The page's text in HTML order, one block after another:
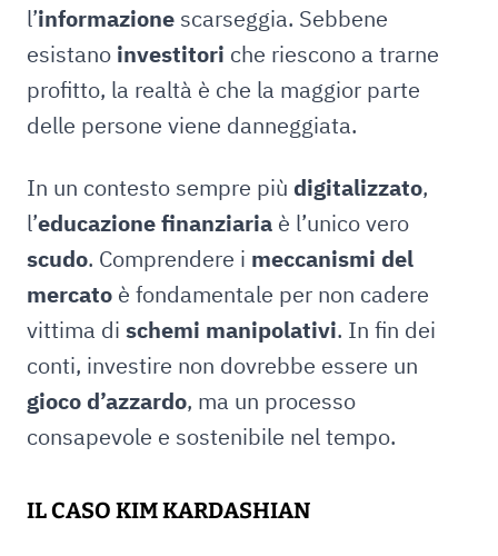
l’informazione scarseggia. Sebbene
esistano investitori che riescono a trarne
profitto, la realtà è che la maggior parte
delle persone viene danneggiata.
In un contesto sempre più digitalizzato,
l’educazione finanziaria è l’unico vero
scudo. Comprendere i meccanismi del
mercato è fondamentale per non cadere
vittima di schemi manipolativi. In fin dei
conti, investire non dovrebbe essere un
gioco d’azzardo, ma un processo
consapevole e sostenibile nel tempo.
IL CASO KIM KARDASHIAN